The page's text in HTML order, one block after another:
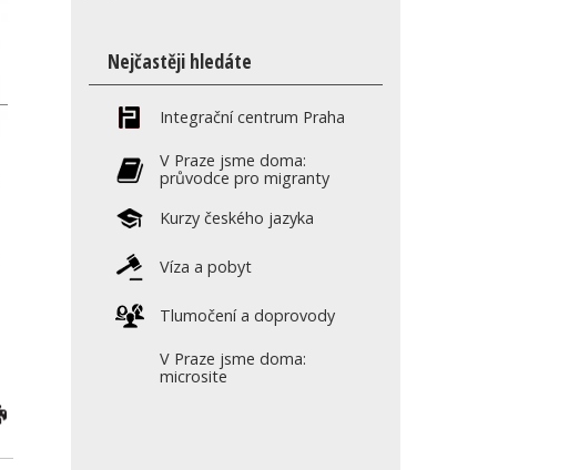
Nejčastěji hledáte
Integrační centrum Praha
V Praze jsme doma:
průvodce pro migranty
Kurzy českého jazyka
Víza a pobyt
Tlumočení a doprovody
V Praze jsme doma:
microsite